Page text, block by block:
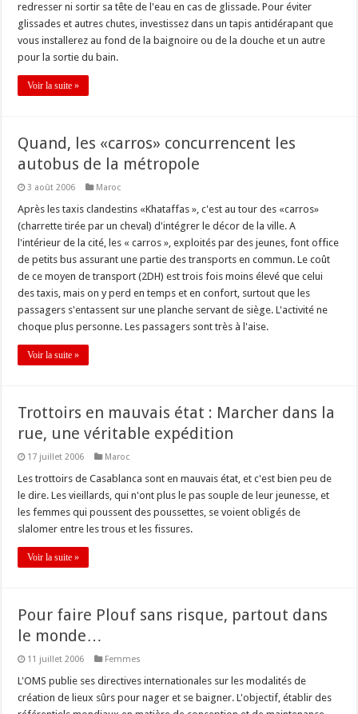
redresser ni sortir sa tête de l'eau en cas de glissade. Pour éviter
glissades et autres chutes, investissez dans un tapis antidérapant que
vous installerez au fond de la baignoire ou de la douche et un autre
pour la sortie du bain.
Voir la suite »
Quand, les «carros» concurrencent les
autobus de la métropole
3 août 2006 Maroc
Après les taxis clandestins «Khataffas », c'est au tour des «carros»
(charrette tirée par un cheval) d'intégrer le décor de la ville. A
l'intérieur de la cité, les « carros », exploités par des jeunes, font office
de petits bus assurant une partie des transports en commun. Le coût
de ce moyen de transport (2DH) est trois fois moins élevé que celui
des taxis, mais on y perd en temps et en confort, surtout que les
passagers s'entassent sur une planche servant de siège. L'activité ne
choque plus personne. Les passagers sont très à l'aise.
Voir la suite »
Trottoirs en mauvais état : Marcher dans la
rue, une véritable expédition
17 juillet 2006 Maroc
Les trottoirs de Casablanca sont en mauvais état, et c'est bien peu de
le dire. Les vieillards, qui n'ont plus le pas souple de leur jeunesse, et
les femmes qui poussent des poussettes, se voient obligés de
slalomer entre les trous et les fissures.
Voir la suite »
Pour faire Plouf sans risque, partout dans
le monde…
11 juillet 2006 Femmes
L'OMS publie ses directives internationales sur les modalités de
création de lieux sûrs pour nager et se baigner. L'objectif, établir des